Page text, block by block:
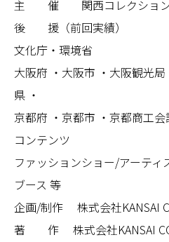
主 催 関西コレクション
後 援（前回実績）
文化庁・環境省
大阪府 ・大阪市 ・大阪観光
県 ・
京都府 ・京都市 ・京都商工
コンテンツ
ファッションショー/アーテ
ブース 等
企画/制作 株式会社KANSAI
著 作 株式会社KANSAI